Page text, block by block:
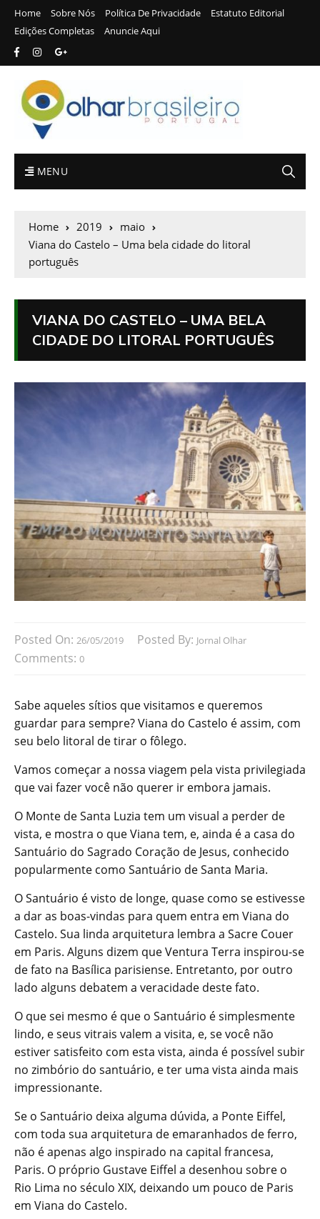
Home Sobre Nós Política De Privacidade
Estatuto Editorial
Edições Completas
Anuncie Aqui
MENU
Home 2019
maio
Viana do Castelo – Uma bela cidade do litoral
português
VIANA DO CASTELO – UMA BELA
CIDADE DO LITORAL PORTUGUÊS
Posted On: 26/05/2019 Posted By: Jornal Olhar
Comments: 0
Sabe aqueles sítios que visitamos e queremos
guardar para sempre? Viana do Castelo é assim, com
seu belo litoral de tirar o fôlego.
Vamos começar a nossa viagem pela vista privilegiada
que vai fazer você não querer ir embora jamais.
O Monte de Santa Luzia tem um visual a perder de
vista, e mostra o que Viana tem, e, ainda é a casa do
Santuário do Sagrado Coração de Jesus, conhecido
popularmente como Santuário de Santa Maria.
O Santuário é visto de longe, quase como se estivesse
a dar as boas-vindas para quem entra em Viana do
Castelo. Sua linda arquitetura lembra a Sacre Couer
em Paris. Alguns dizem que Ventura Terra inspirou-se
de fato na Basílica parisiense. Entretanto, por outro
lado alguns debatem a veracidade deste fato.
O que sei mesmo é que o Santuário é simplesmente
lindo, e seus vitrais valem a visita, e, se você não
estiver satisfeito com esta vista, ainda é possível subir
no zimbório do santuário, e ter uma vista ainda mais
impressionante.
Se o Santuário deixa alguma dúvida, a Ponte Eiffel,
com toda sua arquitetura de emaranhados de ferro,
não é apenas algo inspirado na capital francesa,
Paris. O próprio Gustave Eiffel a desenhou sobre o
Rio Lima no século XIX, deixando um pouco de Paris
em Viana do Castelo.